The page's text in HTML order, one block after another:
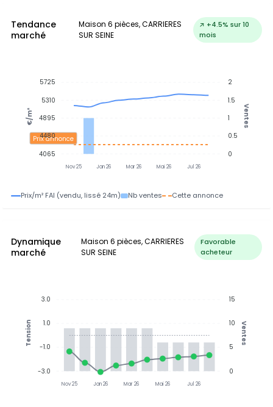
Tendance
marché
Maison 6 pièces, CARRIERES
SUR SEINE
↗ +4.5% sur 10
mois
Nov 25 Jan 26 Mar 26 Mai 26 Jul 26
Prix annonce
2
1.5
1
0.5
0
Ventes
5725
5310
4895
4480
4065
€/m²
Prix/m² FAI (vendu, lissé 24m) Nb ventes Cette annonce
Dynamique
marché
Maison 6 pièces, CARRIERES
SUR SEINE
Favorable
acheteur
Nov 25 Jan 26 Mar 26 Mai 26 Jul 26
15
10
5
0
Ventes
3.0
1.0
-1.0
-3.0
Tension